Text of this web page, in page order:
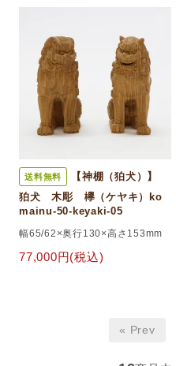
送料無料
【神棚（狛犬）】
狛犬 木彫 欅（ケヤキ）ko
mainu-50-keyaki-05
幅65/62×奥行130×高さ153mm
77,000円(税込)
« Prev